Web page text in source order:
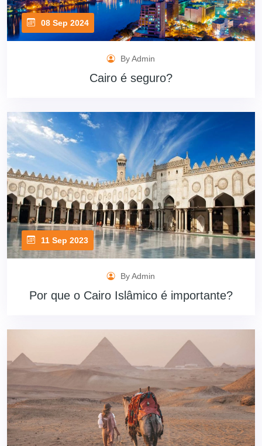
08 Sep 2024
By Admin
Cairo é seguro?
11 Sep 2023
By Admin
Por que o Cairo Islâmico é importante?